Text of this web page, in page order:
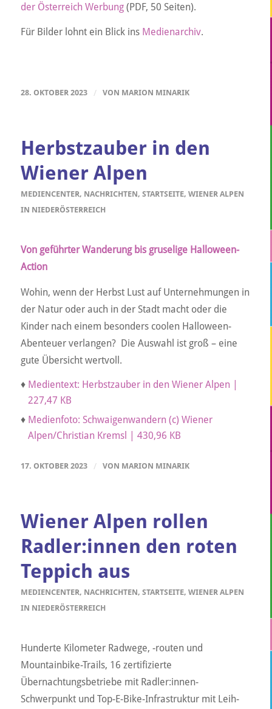
der Österreich Werbung(PDF, 50 Seiten).
Für Bilder lohnt ein Blick ins Medienarchiv.
28. OKTOBER 2023 / VON MARION MINARIK
Herbstzauber in den
Wiener Alpen
MEDIENCENTER, NACHRICHTEN, STARTSEITE, WIENER ALPEN
IN NIEDERÖSTERREICH
Von geführter Wanderung bis gruselige Halloween-
Action
Wohin, wenn der Herbst Lust auf Unternehmungen in
der Natur oder auch in der Stadt macht oder die
Kinder nach einem besonders coolen Halloween-
Abenteuer verlangen? Die Auswahl ist groß – eine
gute Übersicht wertvoll.
♦ Medientext: Herbstzauber in den Wiener Alpen |
227,47 KB
♦ Medienfoto: Schwaigenwandern (c) Wiener
Alpen/Christian Kremsl | 430,96 KB
17. OKTOBER 2023 / VON MARION MINARIK
Wiener Alpen rollen
Radler:innen den roten
Teppich aus
MEDIENCENTER, NACHRICHTEN, STARTSEITE, WIENER ALPEN
IN NIEDERÖSTERREICH
Hunderte Kilometer Radwege, -routen und
Mountainbike-Trails, 16 zertifizierte
Übernachtungsbetriebe mit Radler:innen-
Schwerpunkt und Top-E-Bike-Infrastruktur mit Leih-